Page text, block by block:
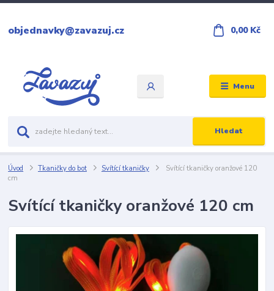
Menu
Hledat
objednavky@zavazuj.cz 0,00 Kč
Úvod Tkaničky do bot Svítící tkaničky
Svítící tkaničky oranžové 120
cm
Svítící tkaničky oranžové 120 cm